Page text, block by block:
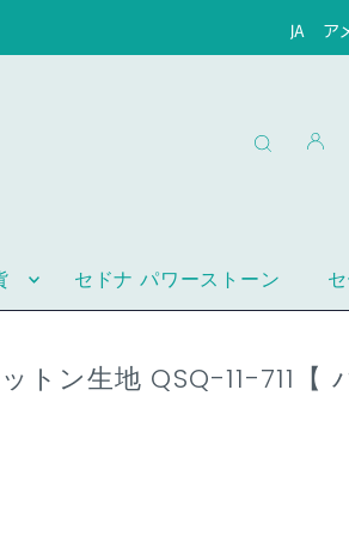
JA ア
セドナ パワーストーン
トン生地 QSQ-11-711【